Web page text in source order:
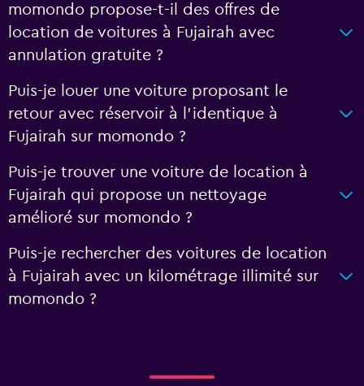
momondo propose-t-il des offres de
location de voitures à Fujairah avec
annulation gratuite ?
Puis-je louer une voiture proposant le
retour avec réservoir à l’identique à
Fujairah sur momondo ?
Puis-je trouver une voiture de location à
Fujairah qui propose un nettoyage
amélioré sur momondo ?
Puis-je rechercher des voitures de location
à Fujairah avec un kilométrage illimité sur
momondo ?